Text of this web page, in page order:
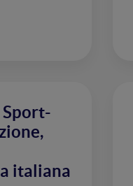
italiana